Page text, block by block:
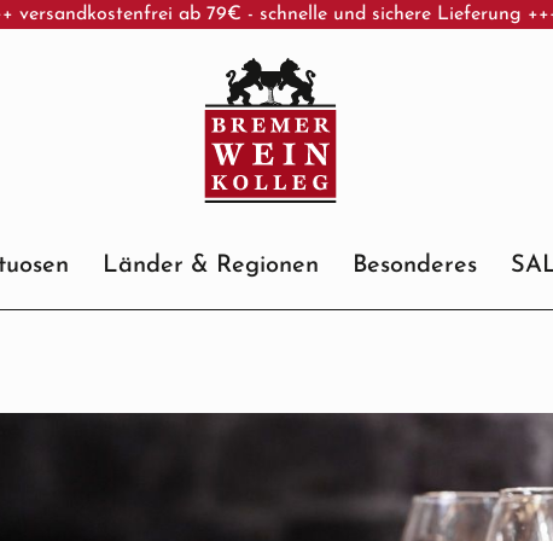
versandkostenfrei ab 79€ - schnelle und sichere Lieferung
Länder & Regionen Besonderes